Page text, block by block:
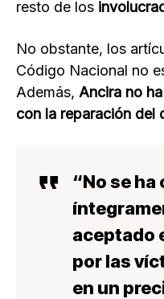
resto de los
No obstante, los
Código Nacional no
Además, Ancira no
con la reparación del
“No se
aceptado
por las
en un